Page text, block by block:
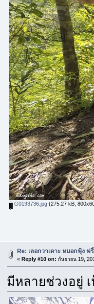
G0193736.jpg(275.27 kB,
Re: เลอกวาเดาะ หมอกฟุ้ง
« Reply #10 on: กันยายน 19,
มีหลายช่วงอยู่